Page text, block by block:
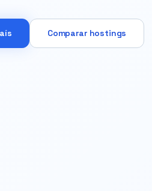
Comparar hostings